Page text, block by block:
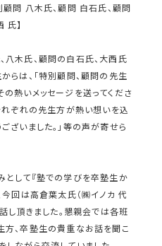
問 八木氏、顧問 白石氏、顧問
氏】
木氏、顧問の白石氏、大西氏
らは、「特別顧問、顧問の先生
熱いメッセージを送ってくださ
れぞれの先生方が熱い想いを込
ざいました。」等の声が寄せら
として『塾での学びを卒塾生か
今回は高倉葉太氏（㈱イノカ 代
し頂きました。懇親会では各班
方、卒塾生の貴重なお話を聞こ